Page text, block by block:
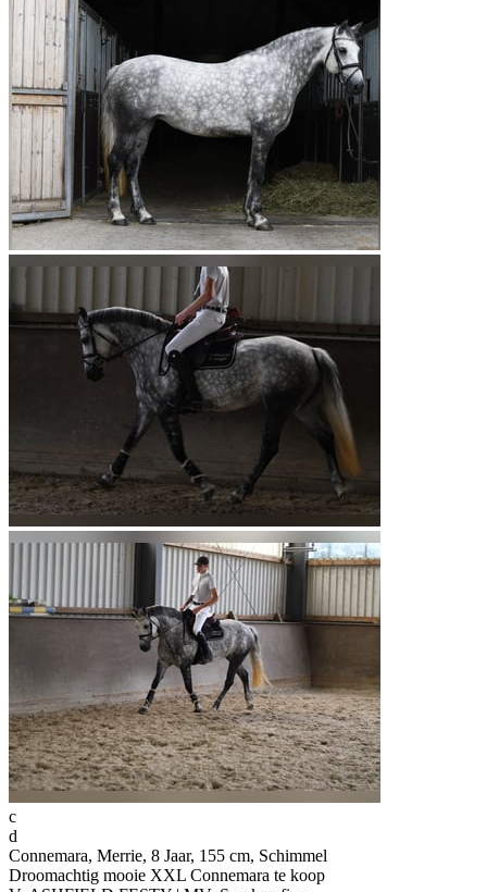
c
d
Connemara, Merrie, 8 Jaar, 155 cm, Schimmel
Droomachtig mooie XXL Connemara te koop